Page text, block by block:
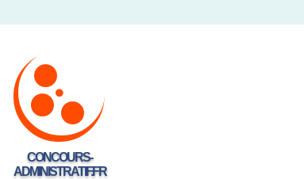
CONCOURS-
ADMINISTRATIF.FR